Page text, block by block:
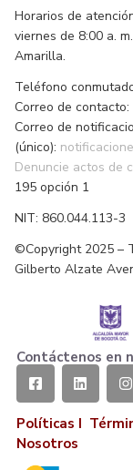
Horarios de
viernes de 8:00 a.
Amarilla.
Teléfono
Correo de contacto:
Correo de
(único):
Denuncie actos de
195 opción 1
NIT: 860.044.113-3
©Copyright 2025 –
Gilberto Alzate
Contáctenos en
Políticas I
Nosotros